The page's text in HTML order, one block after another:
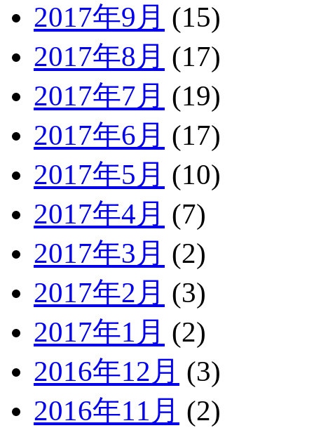
2017年9月 (15)
2017年8月 (17)
2017年7月 (19)
2017年6月 (17)
2017年5月 (10)
2017年4月 (7)
2017年3月 (2)
2017年2月 (3)
2017年1月 (2)
2016年12月 (3)
2016年11月 (2)